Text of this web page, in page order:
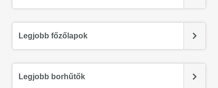
Legjobb főzőlapok
Legjobb borhűtők